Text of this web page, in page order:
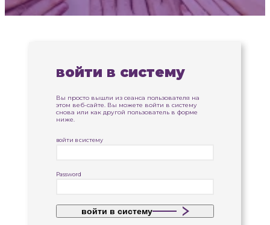
войти в систему
Вы просто вышли из сеанса пользователя на
этом веб-сайте. Вы можете войти в систему
снова или как другой пользователь в форме
ниже.
войти в систему
Password
войти в систему